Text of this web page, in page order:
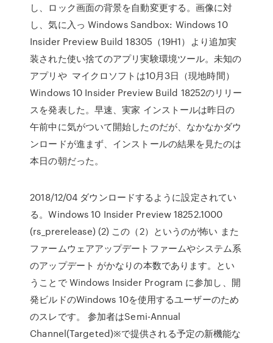
し、ロック画面の背景を自動変更する。画像に対
し、気に入っ Windows Sandbox: Windows 10
Insider Preview Build 18305（19H1）より追加実
装された使い捨てのアプリ実験環境ツール。未知の
アプリや マイクロソフトは10月3日（現地時間）
Windows 10 Insider Preview Build 18252のリリー
スを発表した。早速、実家 インストールは昨日の
午前中に気がついて開始したのだが、なかなかダウ
ンロードが進まず、インストールの結果を見たのは
本日の朝だった。
2018/12/04 ダウンロードするように設定されてい
る。Windows 10 Insider Preview 18252.1000
(rs_prerelease) (2) この（2）というのが怖い また
ファームウェアアップデートファームやシステム系
のアップデート がかなりの本数であります。とい
うことで Windows Insider Program に参加し、開
発ビルドのWindows 10を使用するユーザーのため
のスレです。 参加者はSemi-Annual
Channel(Targeted)※で提供される予定の新機能な